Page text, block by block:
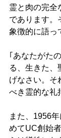
霊と肉の完全
であります。
象徴的に語っ
｢あなたがた
る、生きた、
げなさい。そ
べき霊的な礼
また、1956
めてUC創始